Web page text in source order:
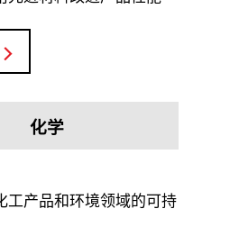
化学
工产品和环境领域的可持